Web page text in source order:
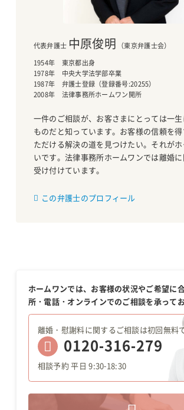
代表弁護士 中原俊明 （東京弁護士会）
1954年 東京都出身
1978年 中央大学法学部卒業
1987年 弁護士登録（登録番号:20255）
2008年 法律事務所ホームワン開所
一件のご相談が、お客さまにとっては一
ものだと知っています。お客様の信頼を
ただける解決の道を見つけたい。それが
いです。法律事務所ホームワンでは離婚
受け付けています。
この弁護士のプロフィール
ホームワンでは、お客様の状況やご希望に
所・電話・オンラインでのご相談を承ってお
離婚・慰謝料に関するご相談は初回無料
0120-316-279
相談予約 平日 9:30-18:30